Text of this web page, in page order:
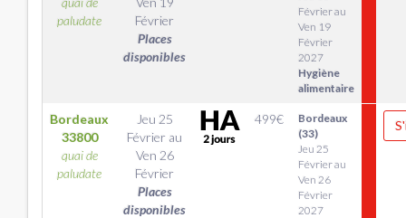
paludate
Février
Places
disponibles
Février au
Ven 19
Février
2027
Hygiène
alimentaire
Bordeaux
33800
quai de
paludate
Jeu 25
Février au
Ven 26
Février
Places
disponibles
499€
Bordeaux
(33)
Jeu 25
Février au
Ven 26
Février
2027